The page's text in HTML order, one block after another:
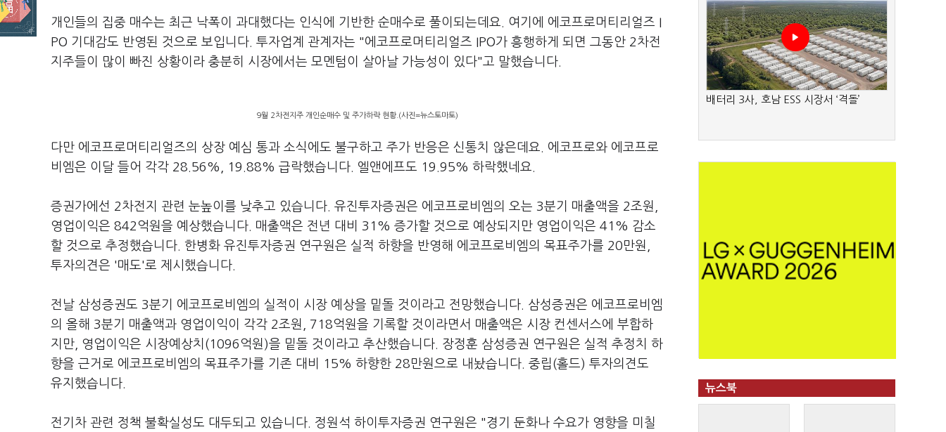
개인들의 집중 매수는 최근 낙폭이 과대했다는 인식에 기반한 순매수로 풀이되는데요. 여기에 에코프로머티리얼즈 I
PO 기대감도 반영된 것으로 보입니다. 투자업계 관계자는 "에코프로머티리얼즈 IPO가 흥행하게 되면 그동안 2차전
지주들이 많이 빠진 상황이라 충분히 시장에서는 모멘텀이 살아날 가능성이 있다"고 말했습니다.
9월 2차전지주 개인순매수 및 주가하락 현황.(사진=뉴스토마토)
다만 에코프로머티리얼즈의 상장 예심 통과 소식에도 불구하고 주가 반응은 신통치 않은데요. 에코프로와 에코프로
비엠은 이달 들어 각각 28.56%, 19.88% 급락했습니다. 엘앤에프도 19.95% 하락했네요.
증권가에선 2차전지 관련 눈높이를 낮추고 있습니다. 유진투자증권은 에코프로비엠의 오는 3분기 매출액을 2조원,
영업이익은 842억원을 예상했습니다. 매출액은 전년 대비 31% 증가할 것으로 예상되지만 영업이익은 41% 감소
할 것으로 추정했습니다. 한병화 유진투자증권 연구원은 실적 하향을 반영해 에코프로비엠의 목표주가를 20만원,
투자의견은 '매도'로 제시했습니다.
전날 삼성증권도 3분기 에코프로비엠의 실적이 시장 예상을 밑돌 것이라고 전망했습니다. 삼성증권은 에코프로비엠
의 올해 3분기 매출액과 영업이익이 각각 2조원, 718억원을 기록할 것이라면서 매출액은 시장 컨센서스에 부합하
지만, 영업이익은 시장예상치(1096억원)을 밑돌 것이라고 추산했습니다. 장정훈 삼성증권 연구원은 실적 추정치 하
향을 근거로 에코프로비엠의 목표주가를 기존 대비 15% 하향한 28만원으로 내놨습니다. 중립(홀드) 투자의견도
유지했습니다.
전기차 관련 정책 불확실성도 대두되고 있습니다. 정원석 하이투자증권 연구원은 "경기 둔화나 수요가 영향을 미칠
배터리 3사, 호남 ESS 시장서 ‘격돌’
뉴스북